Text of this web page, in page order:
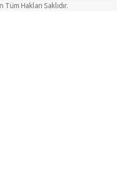
Hakları Saklıdır.